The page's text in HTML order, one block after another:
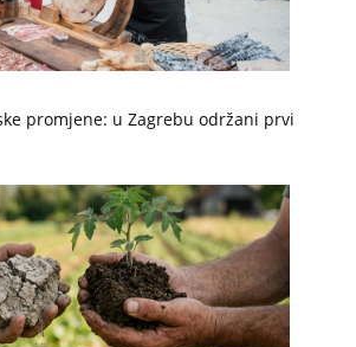
promjene: u Zagrebu održani prvi